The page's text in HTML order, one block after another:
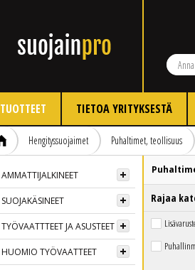
TUOTTEET TIETOA YRITYKSESTÄ
Hengityssuojaimet Puhaltimet, teollisuus
AMMATTIJALKINEET
SUOJAKÄSINEET
TYÖVAATTTEET JA ASUSTEET
HUOMIO TYÖVAATTEET
Rajaa